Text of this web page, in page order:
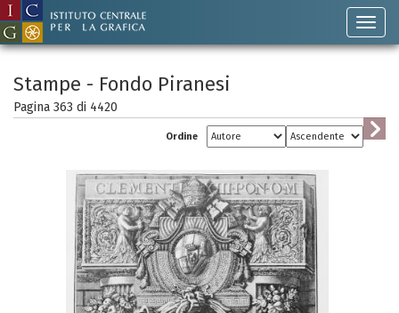
Stampe - Fondo Piranesi
Pagina 363 di 4420
Ordine